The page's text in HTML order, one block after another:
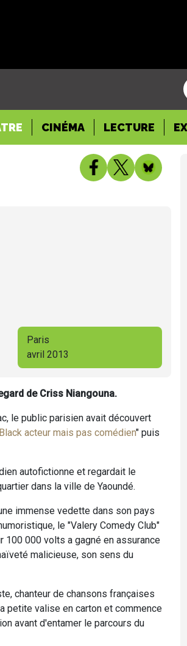
CINÉMA LECTURE
Paris
avril 2013
de Criss Niangouna.
le public parisien avait découvert
acteur mais pas comédien" puis
autofictionne et regardait le
dans la ville de Yaoundé.
immense vedette dans son pays
le "Valery Comedy Club"
100 000 volts a gagné en assurance
malicieuse, son sens du
chanteur de chansons françaises
petite valise en carton et commence
avant d'entamer le parcours du